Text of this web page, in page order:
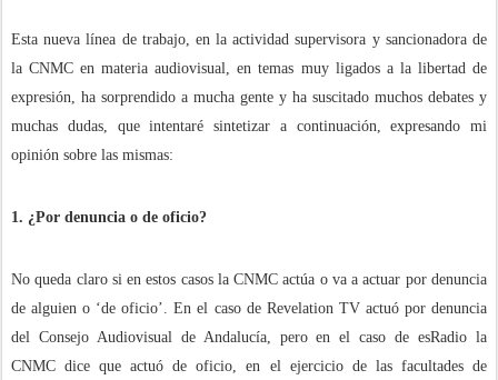
Esta nueva línea de trabajo, en la actividad supervisora y sancionadora de
la CNMC en materia audiovisual, en temas muy ligados a la libertad de
expresión, ha sorprendido a mucha gente y ha suscitado muchos debates y
muchas dudas, que intentaré sintetizar a continuación, expresando mi
opinión sobre las mismas:
1. ¿Por denuncia o de oficio?
No queda claro si en estos casos la CNMC actúa o va a actuar por denuncia
de alguien o ‘de oficio’. En el caso de Revelation TV actuó por denuncia
del Consejo Audiovisual de Andalucía, pero en el caso de esRadio la
CNMC dice que actuó de oficio, en el ejercicio de las facultades de